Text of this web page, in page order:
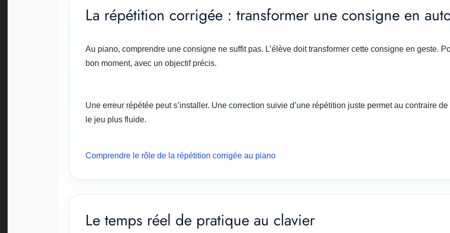
La répétition corrigée : transformer une consigne en
Au piano, comprendre une consigne ne suffit pas. L’élève doit transformer cette consigne en geste.
bon moment, avec un objectif précis.
Une erreur répétée peut s’installer. Une correction suivie d’une répétition juste permet au contraire
le jeu plus fluide.
Comprendre le rôle de la répétition corrigée au piano
Le temps réel de pratique au clavier